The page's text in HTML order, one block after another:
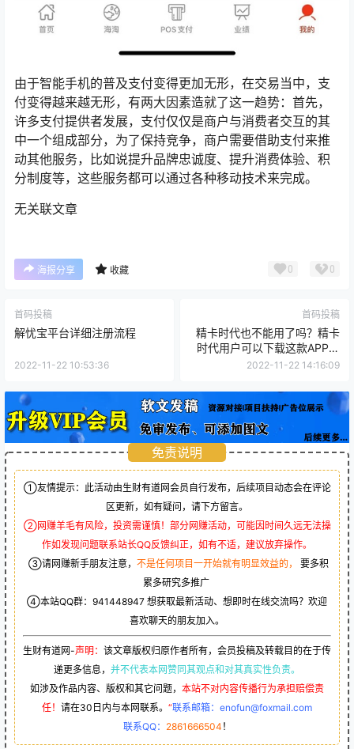
由于智能手机的普及支付变得更加无形，在交易当中，支
付变得越来越无形，有两大因素造就了这一趋势：首先，
许多支付提供者发展，支付仅仅是商户与消费者交互的其
中一个组成部分，为了保持竞争，商户需要借助支付来推
动其他服务，比如说提升品牌忠诚度、提升消费体验、积
分制度等，这些服务都可以通过各种移动技术来完成。
无关联文章
海报分享 收藏 0 0
首码投稿
解忧宝平台详细注册流程
2022-11-22 10:53:36
首码投稿
精卡时代也不能用了吗？精卡
时代用户可以下载这款APP更
稳定
2022-11-22 14:16:09
免责说明
①友情提示：此活动由生财有道网会员自行发布，后续项目动态会在评论
区更新，如有疑问，请下方留言。
②网赚羊毛有风险，投资需谨慎！部分网赚活动，可能因时间久远无法操
作如发现问题联系站长QQ反馈纠正，如有不适，建议放弃操作。
③请网赚新手朋友注意， 不是任何项目一开始就有明显效益的，
要多积
累多研究多推广
④本站QQ群： 941448947 想获取最新活动、想即时在线交流吗？欢迎
喜欢聊天的朋友加入。
生财有道网-声明： 该文章版权归原作者所有，会员投稿及转载目的在于传
递更多信息， 并不代表本网赞同其观点和对其真实性负责。
如涉及作品内容、版权和其它问题， 本站不对内容传播行为承担赔偿责
任！ 请在30日内与本网联系。 “联系邮箱：enofun@foxmail.com
联系QQ： 2861666504 ！